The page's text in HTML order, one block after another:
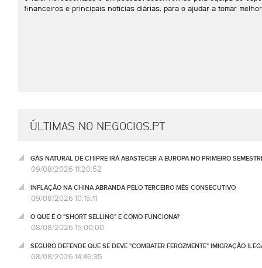
financeiros e principais notícias diárias, para o ajudar a tomar
ÚLTIMAS NO NEGOCIOS.PT
GÁS NATURAL DE CHIPRE IRÁ ABASTECER A EUROPA NO PRIMEIRO
09/08/2026 11:20:52
INFLAÇÃO NA CHINA ABRANDA PELO TERCEIRO MÊS CONSECUTIVO
09/08/2026 10:15:11
O QUE É O "SHORT SELLING" E COMO FUNCIONA?
08/08/2026 15:00:00
SEGURO DEFENDE QUE SE DEVE "COMBATER FEROZMENTE" IMIGRAÇÃO
08/08/2026 14:46:35